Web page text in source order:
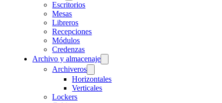
Escritorios
Mesas
Libreros
Recepciones
Módulos
Credenzas
Archivo y almacenaje
Archiveros
Horizontales
Verticales
Lockers